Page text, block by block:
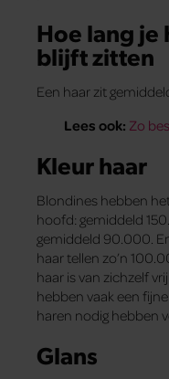
Hoe lang je
blijft zitten
Een haar zit
Lees ook: Zo
Kleur haar
Blondines hebben
hoofd: gemiddeld
gemiddeld 90.000.
haar tellen zo’n
haar is van zichzelf
hebben vaak een
haren nodig hebben
Glans